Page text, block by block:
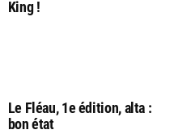
King !
Le Fléau, 1e édition, alta :
bon état